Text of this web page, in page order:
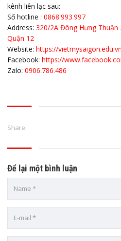
kênh liên lạc sau:
Số hotline : 0868.993.997
Address: 320/2A Đông Hưng Thuận
Quận 12
Website: https://
Facebook: https://
Zalo: 0906.786.486
Share:
Để lại một bình luận